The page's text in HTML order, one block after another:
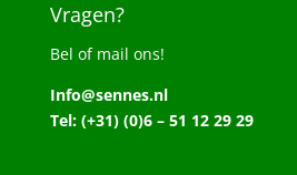
Vragen?
Bel of mail ons!
Info@sennes.nl
Tel: (+31) (0)6 – 51 12 29 29